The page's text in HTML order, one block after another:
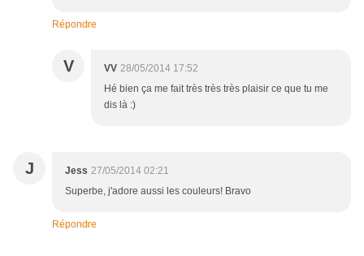
Répondre
V VV 28/05/2014 17:52
Hé bien ça me fait très très très plaisir ce que tu me
dis là :)
J Jess 27/05/2014 02:21
Superbe, j'adore aussi les couleurs! Bravo
Répondre